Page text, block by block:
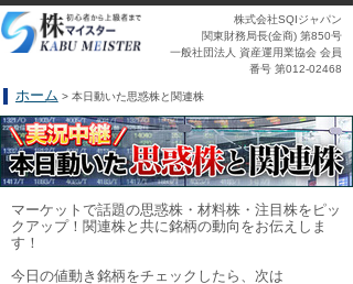
株式会社SQIジャパン
関東財務局長(金商) 第850号
一般社団法人 資産運用業協会 会員
番号 第012-02468
ホーム > 本日動いた思惑株と関連株
マーケットで話題の思惑株・材料株・注目株をピッ
クアップ！関連株と共に銘柄の動向をお伝えしま
す！
今日の値動き銘柄をチェックしたら、次は